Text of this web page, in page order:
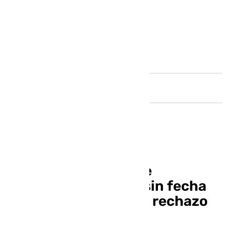
Sanz activa el Plan de
Emergencias Nivel 1 sin fecha
de finalización tras el rechazo